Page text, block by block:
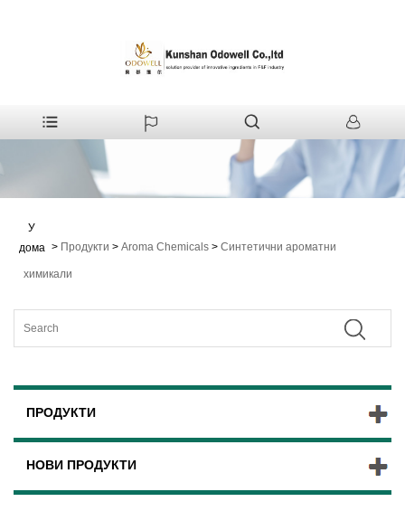
У
дома > Продукти > Aroma Chemicals > Синтетични ароматни
химикали
ПРОДУКТИ
НОВИ ПРОДУКТИ